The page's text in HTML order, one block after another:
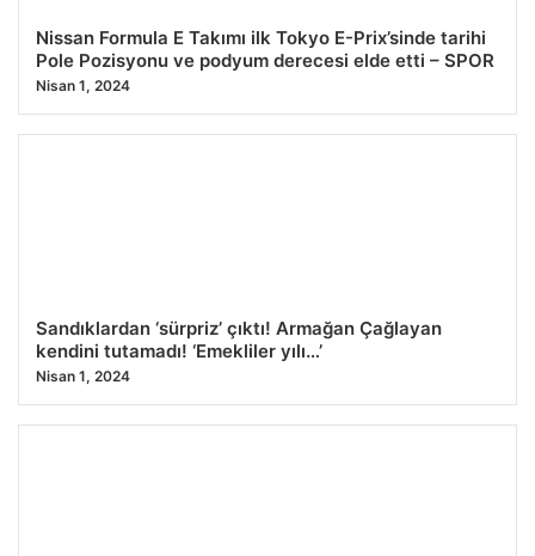
Nissan Formula E Takımı ilk Tokyo E-Prix’sinde tarihi
Pole Pozisyonu ve podyum derecesi elde etti – SPOR
Nisan 1, 2024
Sandıklardan ‘sürpriz’ çıktı! Armağan Çağlayan
kendini tutamadı! ‘Emekliler yılı…’
Nisan 1, 2024